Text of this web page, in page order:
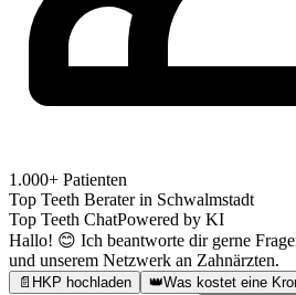
1.000+ Patienten
Top Teeth Berater in Schwalmstadt
Top Teeth ChatPowered by KI
Hallo! 😊 Ich beantworte dir gerne
und unserem Netzwerk an Zahnärzten.
📄 HKP hochladen 👑Was kostet eine